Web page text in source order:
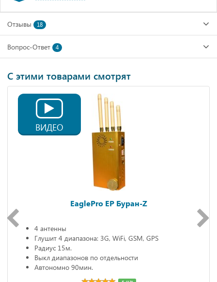
Отзывы 18
Вопрос-Ответ 4
С этими товарами смотрят
ВИДЕО
EaglePro EP Буран-Z
4 антенны
Глушит 4 диапазона: 3G, WiFi, GSM, GPS
Радиус 15м.
Выкл диапазонов по отдельности
Автономно 90мин.